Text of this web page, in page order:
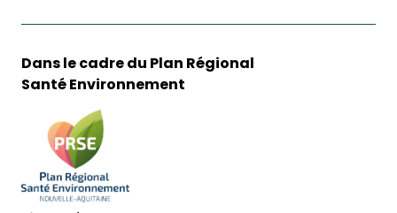
Dans le cadre du Plan Régional
Santé Environnement